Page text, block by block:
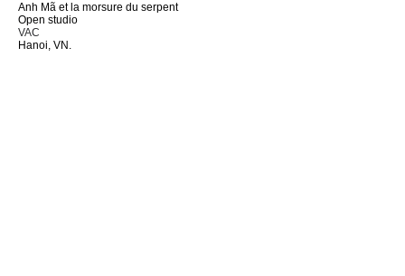
Anh Mã et la morsure du serpent
Open studio
VAC
Hanoi, VN.